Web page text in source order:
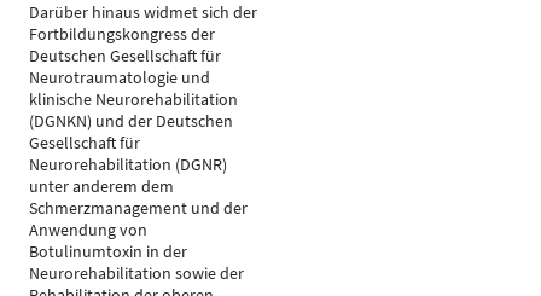
Darüber hinaus widmet sich der
Fortbildungskongress der
Deutschen Gesellschaft für
Neurotraumatologie und
klinische Neurorehabilitation
(DGNKN) und der Deutschen
Gesellschaft für
Neurorehabilitation (DGNR)
unter anderem dem
Schmerzmanagement und der
Anwendung von
Botulinumtoxin in der
Neurorehabilitation sowie der